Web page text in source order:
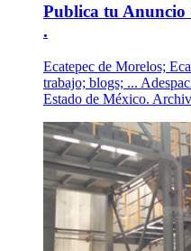
Publica tu Anuncio
.
Ecatepec de Morelos;
trabajo; blogs; ...
Estado de México.